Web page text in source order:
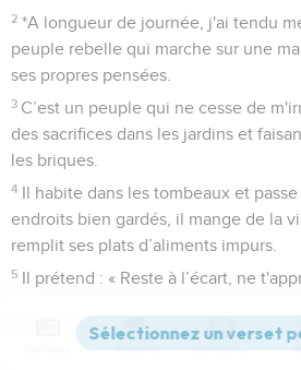
2 *A longueur de journée, j'ai tendu
peuple rebelle qui marche sur une
ses propres pensées.
3 C’est un peuple qui ne cesse de
des sacrifices dans les jardins et
les briques.
4 Il habite dans les tombeaux et
endroits bien gardés, il mange de la
remplit ses plats d’aliments impurs.
5 Il prétend : « Reste à l’écart, ne
dans mes narines une fumée, un feu
Versions Commentaires